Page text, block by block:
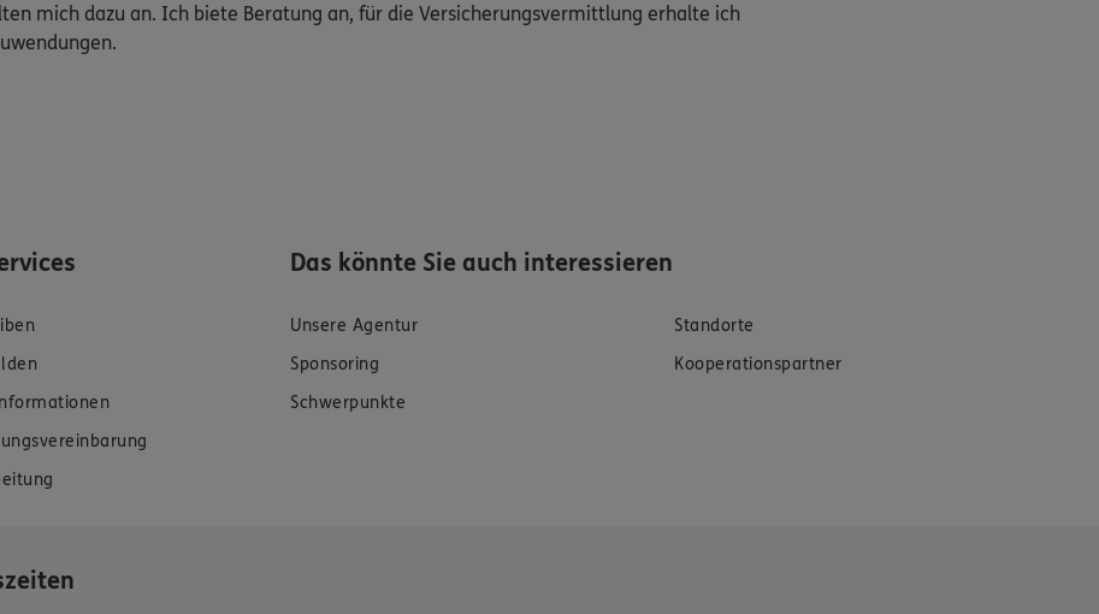
mich dazu an. Ich biete Beratung an, für die Versicherungsvermittlung erhalte ich
Das könnte Sie auch interessieren
Unsere Agentur
Standorte
Sponsoring
Kooperationspartner
Schwerpunkte